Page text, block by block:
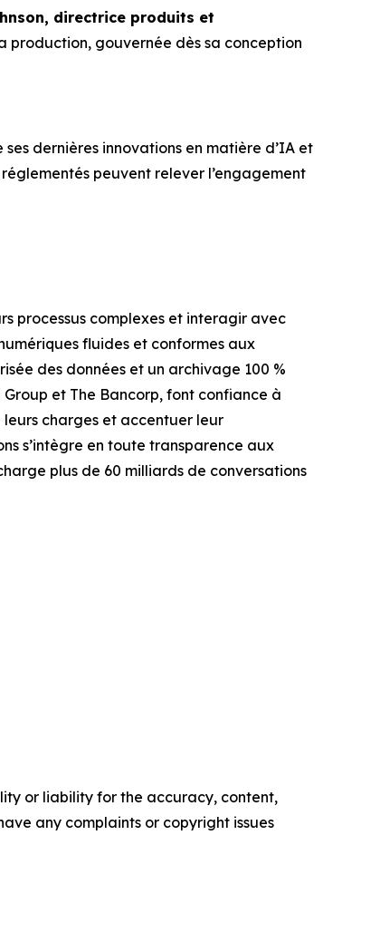
directrice produits et
production, gouvernée dès sa conception
dernières innovations en matière d’IA et
peuvent relever l’engagement
processus complexes et interagir avec
fluides et conformes aux
des données et un archivage 100 %
et The Bancorp, font confiance à
charges et accentuer leur
s’intègre en toute transparence aux
plus de 60 milliards de conversations
or liability for the accuracy, content,
any complaints or copyright issues